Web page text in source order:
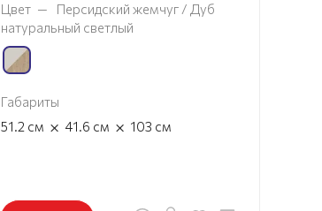
Цвет —
Персидский жемчуг / Дуб
натуральный светлый
Габариты
51.2 см × 41.6 см × 103 см